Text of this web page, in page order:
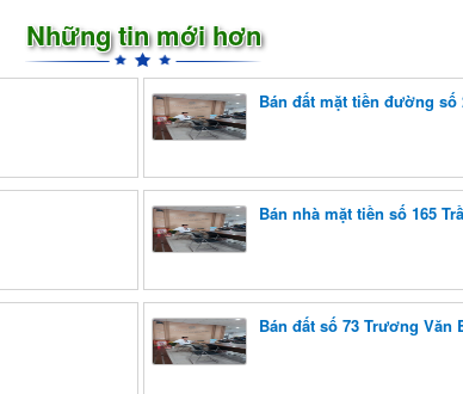
Những tin mới hơn
Bán đất mặt tiền đường số
Bán nhà mặt tiền số 165
Bán đất số 73 Trương Văn